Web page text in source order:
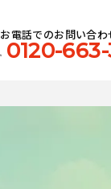
お電話でのお問い合わ
0120-